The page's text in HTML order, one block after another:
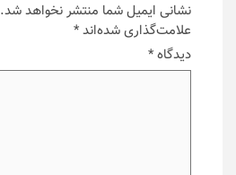
نشانی ایمیل شما منتشر نخواهد شد.
علامت‌گذاری شده‌اند*
دیدگاه*